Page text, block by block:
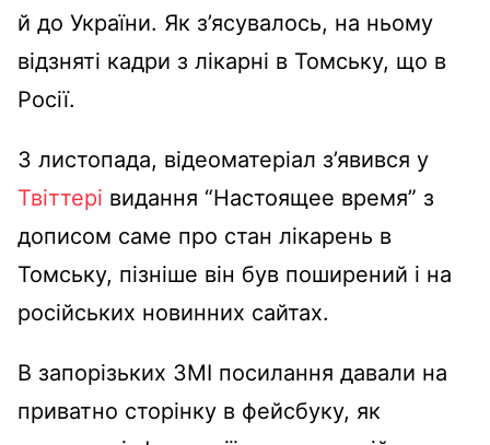
й до України. Як з’ясувалось, на ньому
відзняті кадри з лікарні в Томську, що в
Росії.
3 листопада, відеоматеріал з’явився у
Твіттері видання “Настоящее время” з
дописом саме про стан лікарень в
Томську, пізніше він був поширений і на
російських новинних сайтах.
В запорізьких ЗМІ посилання давали на
приватно сторінку в фейсбуку, як